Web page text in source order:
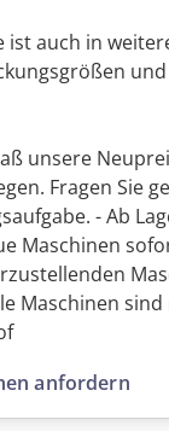
ist auch in
unsere
Fragen Sie
- Ab
Maschinen
Maschinen
anfordern